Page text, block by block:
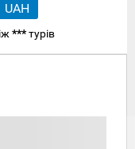
UAH
***турів